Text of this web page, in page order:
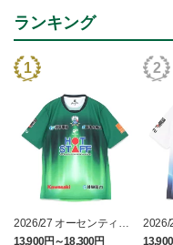
ランキング
2026/27 オーセンティッ
クユニフォーム半袖 FP1s
13,900円～18,300円
2026/
クユ